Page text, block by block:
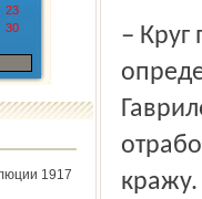
23
30
1917
– Круг подозреваемых, зная местный контингент,
кражу.